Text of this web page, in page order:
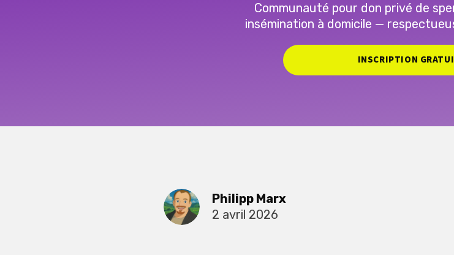
Communauté pour don privé de
insémination à domicile —
INSCRIPTION
Philipp Marx
2 avril 2026